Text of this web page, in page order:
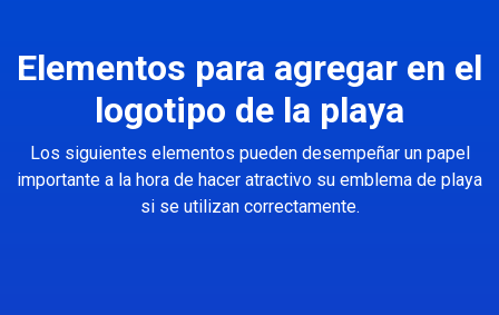
Elementos para agregar en el
logotipo de la playa
Los siguientes elementos pueden desempeñar un papel
importante a la hora de hacer atractivo su emblema de playa
si se utilizan correctamente.